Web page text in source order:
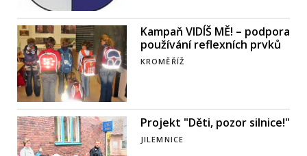
Kampaň VIDÍŠ MĚ! – podpora
používání reflexních prvků
KROMĚŘÍŽ
Projekt "Děti, pozor silnice!"
JILEMNICE